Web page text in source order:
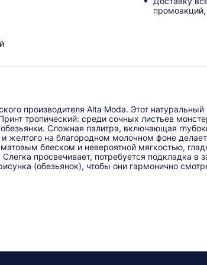
производителя Alta Moda. Этот
тропический: среди сочных листьев
Сложная палитра, включающая
желтого на благородном молочном фоне
блеском и невероятной мягкостью,
просвечивает, потребуется подкладка в
(обезьянок), чтобы они гармонично